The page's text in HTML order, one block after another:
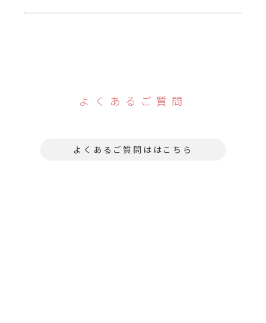
よくあるご質問
よくあるご質問ははこちら